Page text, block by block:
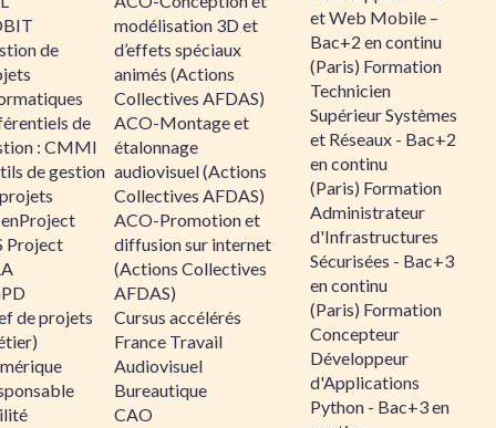
de
de
: CMMI
de gestion
Project
de projets
modélisation 3D et
d’effets spéciaux
animés (Actions
Collectives AFDAS)
ACO-Montage et
étalonnage
audiovisuel (Actions
Collectives AFDAS)
ACO-Promotion et
diffusion sur internet
(Actions Collectives
AFDAS)
Cursus accélérés
France Travail
Audiovisuel
Bureautique
CAO
et Web Mobile –
Bac+2 en continu
(Paris) Formation
Technicien
Supérieur Systèmes
et Réseaux - Bac+2
en continu
(Paris) Formation
Administrateur
d'Infrastructures
Sécurisées - Bac+3
en continu
(Paris) Formation
Concepteur
Développeur
d'Applications
Python - Bac+3 en